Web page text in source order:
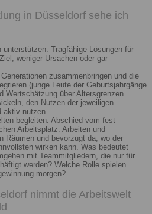
in Düsseldorf sehe ich
unterstützen. Tragfähige Lösungen für
weniger Ursachen oder gar
zusammenbringen und die
(junge Leute der Geburtsjahrgänge
Wertschätzung über Altersgrenzen
den Nutzen der jeweiligen
aktiv nutzen
begleiten. Abschied vom fest
Arbeitsplatz. Arbeiten und
Räumen und bevorzugt da, wo der
wirken kann. Was bedeutet
mit Teammitgliedern, die nur für
werden? Welche Rolle spielen
morgen?
nimmt die Arbeitswelt